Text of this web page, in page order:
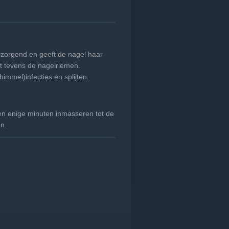
en geeft de nagel haar
de nagelriemen.
en splijten.
enige minuten inmasseren tot de